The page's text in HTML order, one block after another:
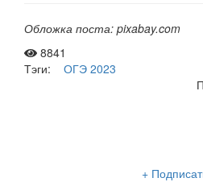
Обложка поста: pixabay.com
8841
Тэги:
ОГЭ 2023
+